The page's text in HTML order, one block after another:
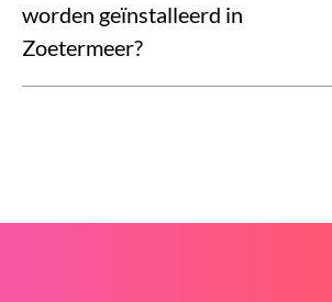
worden geïnstalleerd in
Zoetermeer?